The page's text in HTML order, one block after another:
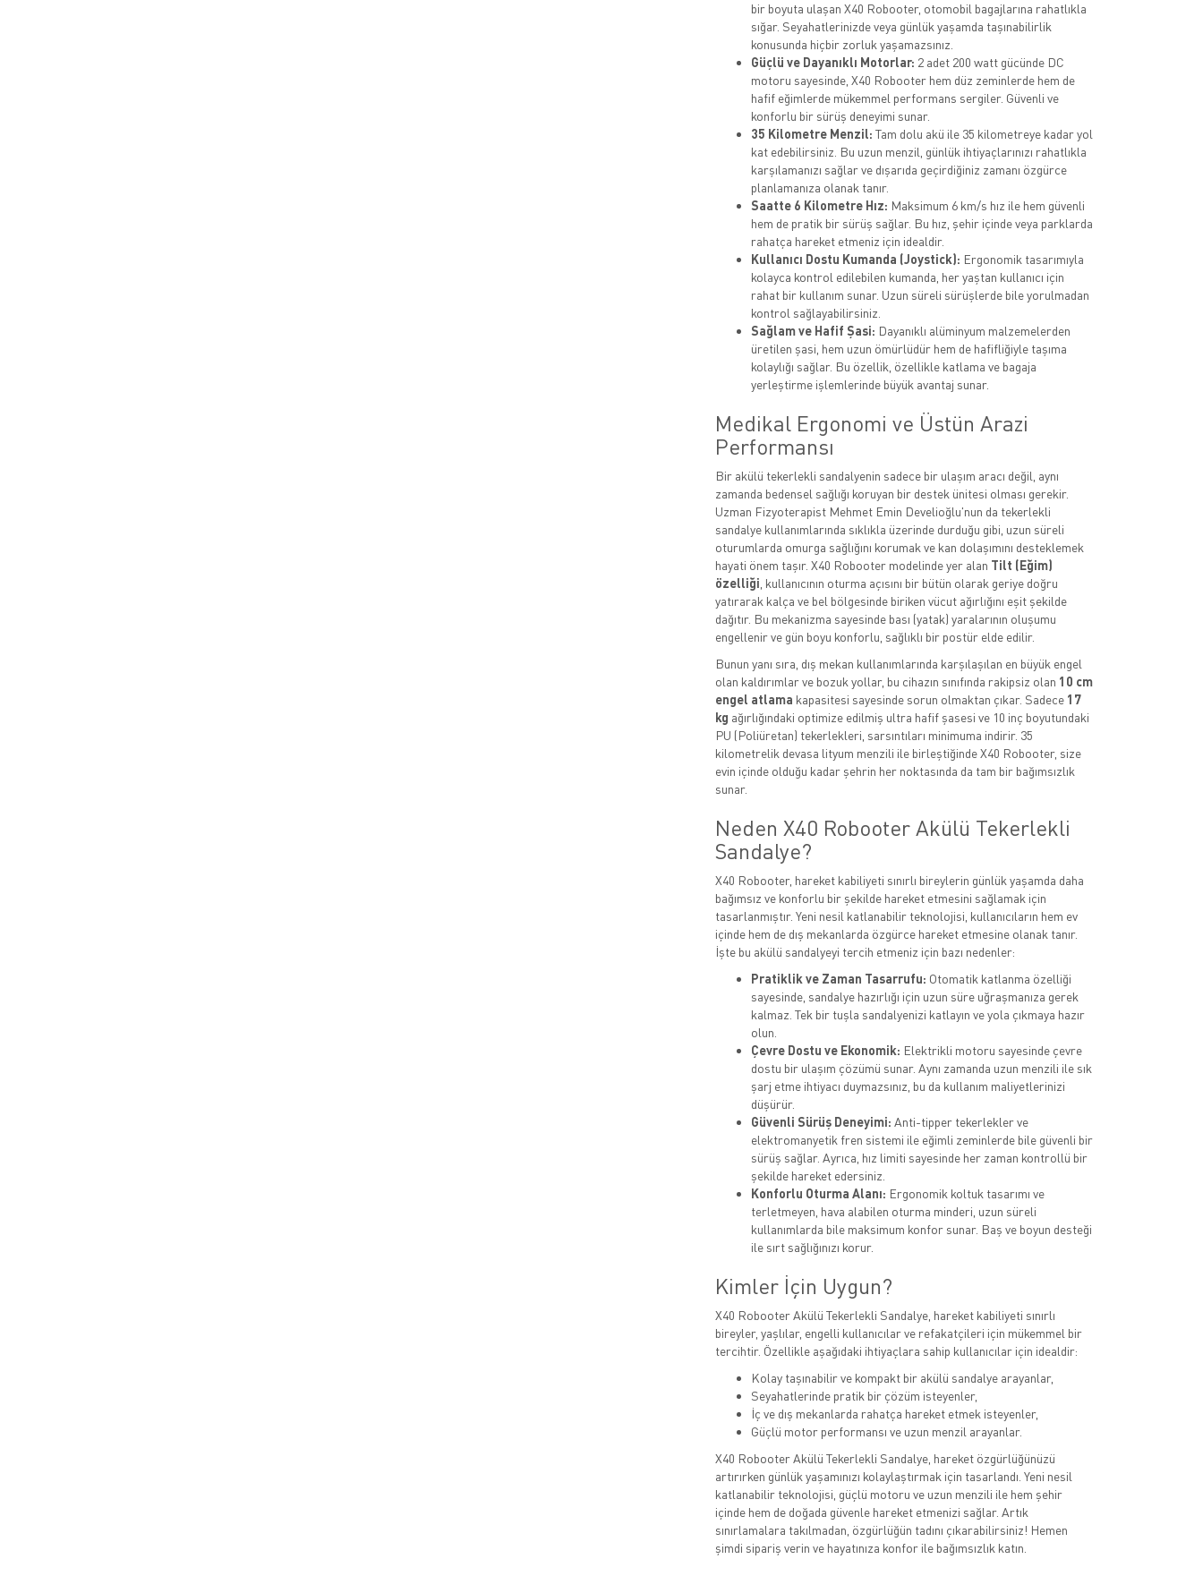
bir boyuta ulaşan X40 Robooter, otomobil bagajlarına rahatlıkla
sığar. Seyahatlerinizde veya günlük yaşamda taşınabilirlik
konusunda hiçbir zorluk yaşamazsınız.
Güçlü ve Dayanıklı Motorlar: 2 adet 200 watt gücünde DC
motoru sayesinde, X40 Robooter hem düz zeminlerde hem de
hafif eğimlerde mükemmel performans sergiler. Güvenli ve
konforlu bir sürüş deneyimi sunar.
35 Kilometre Menzil: Tam dolu akü ile 35 kilometreye kadar yol
kat edebilirsiniz. Bu uzun menzil, günlük ihtiyaçlarınızı rahatlıkla
karşılamanızı sağlar ve dışarıda geçirdiğiniz zamanı özgürce
planlamanıza olanak tanır.
Saatte 6 Kilometre Hız: Maksimum 6 km/s hız ile hem güvenli
hem de pratik bir sürüş sağlar. Bu hız, şehir içinde veya parklarda
rahatça hareket etmeniz için idealdir.
Kullanıcı Dostu Kumanda (Joystick): Ergonomik tasarımıyla
kolayca kontrol edilebilen kumanda, her yaştan kullanıcı için
rahat bir kullanım sunar. Uzun süreli sürüşlerde bile yorulmadan
kontrol sağlayabilirsiniz.
Sağlam ve Hafif Şasi: Dayanıklı alüminyum malzemelerden
üretilen şasi, hem uzun ömürlüdür hem de hafifliğiyle taşıma
kolaylığı sağlar. Bu özellik, özellikle katlama ve bagaja
yerleştirme işlemlerinde büyük avantaj sunar.
Medikal Ergonomi ve Üstün Arazi
Performansı
Bir akülü tekerlekli sandalyenin sadece bir ulaşım aracı değil, aynı
zamanda bedensel sağlığı koruyan bir destek ünitesi olması gerekir.
Uzman Fizyoterapist Mehmet Emin Develioğlu'nun da tekerlekli
sandalye kullanımlarında sıklıkla üzerinde durduğu gibi, uzun süreli
oturumlarda omurga sağlığını korumak ve kan dolaşımını desteklemek
hayati önem taşır. X40 Robooter modelinde yer alan Tilt (Eğim)
özelliği , kullanıcının oturma açısını bir bütün olarak geriye doğru
yatırarak kalça ve bel bölgesinde biriken vücut ağırlığını eşit şekilde
dağıtır. Bu mekanizma sayesinde bası (yatak) yaralarının oluşumu
engellenir ve gün boyu konforlu, sağlıklı bir postür elde edilir.
Bunun yanı sıra, dış mekan kullanımlarında karşılaşılan en büyük engel
olan kaldırımlar ve bozuk yollar, bu cihazın sınıfında rakipsiz olan 10 cm
engel atlama kapasitesi sayesinde sorun olmaktan çıkar. Sadece 17
kg ağırlığındaki optimize edilmiş ultra hafif şasesi ve 10 inç boyutundaki
PU (Poliüretan) tekerlekleri, sarsıntıları minimuma indirir. 35
kilometrelik devasa lityum menzili ile birleştiğinde X40 Robooter, size
evin içinde olduğu kadar şehrin her noktasında da tam bir bağımsızlık
sunar.
Neden X40 Robooter Akülü Tekerlekli
Sandalye?
X40 Robooter, hareket kabiliyeti sınırlı bireylerin günlük yaşamda daha
bağımsız ve konforlu bir şekilde hareket etmesini sağlamak için
tasarlanmıştır. Yeni nesil katlanabilir teknolojisi, kullanıcıların hem ev
içinde hem de dış mekanlarda özgürce hareket etmesine olanak tanır.
İşte bu akülü sandalyeyi tercih etmeniz için bazı nedenler:
Pratiklik ve Zaman Tasarrufu: Otomatik katlanma özelliği
sayesinde, sandalye hazırlığı için uzun süre uğraşmanıza gerek
kalmaz. Tek bir tuşla sandalyenizi katlayın ve yola çıkmaya hazır
olun.
Çevre Dostu ve Ekonomik: Elektrikli motoru sayesinde çevre
dostu bir ulaşım çözümü sunar. Aynı zamanda uzun menzili ile sık
şarj etme ihtiyacı duymazsınız, bu da kullanım maliyetlerinizi
düşürür.
Güvenli Sürüş Deneyimi: Anti-tipper tekerlekler ve
elektromanyetik fren sistemi ile eğimli zeminlerde bile güvenli bir
sürüş sağlar. Ayrıca, hız limiti sayesinde her zaman kontrollü bir
şekilde hareket edersiniz.
Konforlu Oturma Alanı: Ergonomik koltuk tasarımı ve
terletmeyen, hava alabilen oturma minderi, uzun süreli
kullanımlarda bile maksimum konfor sunar. Baş ve boyun desteği
ile sırt sağlığınızı korur.
Kimler İçin Uygun?
X40 Robooter Akülü Tekerlekli Sandalye, hareket kabiliyeti sınırlı
bireyler, yaşlılar, engelli kullanıcılar ve refakatçileri için mükemmel bir
tercihtir. Özellikle aşağıdaki ihtiyaçlara sahip kullanıcılar için idealdir:
Kolay taşınabilir ve kompakt bir akülü sandalye arayanlar,
Seyahatlerinde pratik bir çözüm isteyenler,
İç ve dış mekanlarda rahatça hareket etmek isteyenler,
Güçlü motor performansı ve uzun menzil arayanlar.
X40 Robooter Akülü Tekerlekli Sandalye, hareket özgürlüğünüzü
artırırken günlük yaşamınızı kolaylaştırmak için tasarlandı. Yeni nesil
katlanabilir teknolojisi, güçlü motoru ve uzun menzili ile hem şehir
içinde hem de doğada güvenle hareket etmenizi sağlar. Artık
sınırlamalara takılmadan, özgürlüğün tadını çıkarabilirsiniz! Hemen
şimdi sipariş verin ve hayatınıza konfor ile bağımsızlık katın.